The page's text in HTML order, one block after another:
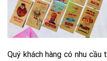
Quý khách hàng có nhu